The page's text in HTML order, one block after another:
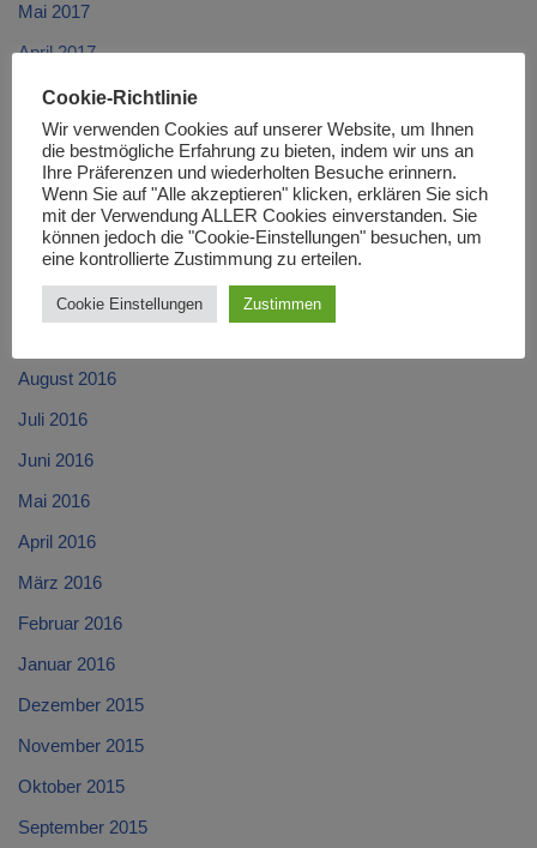
Mai 2017
April 2017
März 2017
Februar 2017
Januar 2017
Dezember 2016
November 2016
Oktober 2016
August 2016
Juli 2016
Juni 2016
Mai 2016
April 2016
März 2016
Februar 2016
Januar 2016
Dezember 2015
November 2015
Oktober 2015
September 2015
Cookie-Richtlinie
Wir verwenden Cookies auf unserer Website, um Ihnen
die bestmögliche Erfahrung zu bieten, indem wir uns an
Ihre Präferenzen und wiederholten Besuche erinnern.
Wenn Sie auf "Alle akzeptieren" klicken, erklären Sie sich
mit der Verwendung ALLER Cookies einverstanden. Sie
können jedoch die "Cookie-Einstellungen" besuchen, um
eine kontrollierte Zustimmung zu erteilen.
Cookie Einstellungen Zustimmen